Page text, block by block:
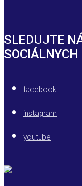
SLEDUJTE
facebook
instagram
youtube